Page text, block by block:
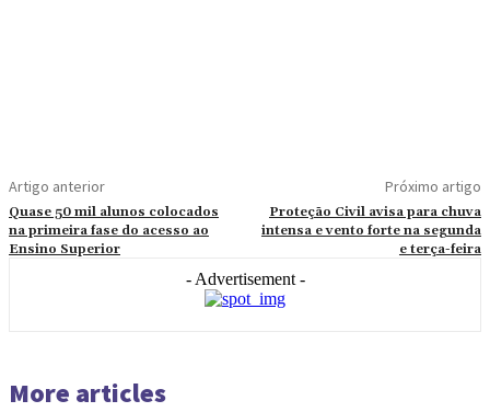
Artigo anterior
Quase 50 mil alunos colocados
na primeira fase do acesso ao
Ensino Superior
Próximo artigo
Proteção Civil avisa para chuva
intensa e vento forte na segunda
e terça-feira
- Advertisement -
More articles